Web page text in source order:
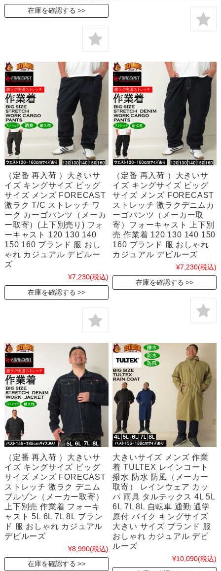
在庫を確認する
（定番 再入荷 ）大きいサ
イズ キングサイズ ビッグ
サイズ メンズ FORECAST
激ラク T/C ストレッチ ワ
ーク カーゴパンツ（メーカ
ー取寄）(上下別売り) フォ
ーキャスト 120 130 140
150 160 ブランド 服 おし
ゃれ カジュアル デビルー
ズ
¥7,230(税込)
在庫を確認する
（定番 再入荷 ）大きいサ
イズ キングサイズ ビッグ
サイズ メンズ FORECAST
ストレッチ 激ラクデニムカ
ーゴパンツ（メーカー取
寄）フォーキャスト 上下別
売 作業着 120 130 140 150
160 ブランド 服 おしゃれ
カジュアル デビルーズ
¥7,230(税込)
在庫を確認する
（定番 再入荷 ）大きいサ
イズ キングサイズ ビッグ
サイズ メンズ FORECAST
ストレッチ 激ラク デニム
ブルゾン（メーカー取寄）
上下別売 作業着 フォーキ
ャスト 5L 6L 7L 8L ブラン
ド 服 おしゃれ カジュアル
デビルーズ
¥8,990(税込)
在庫を確認する
大きいサイズ メンズ 作業
着 TULTEX レインコート
撥水 防水 防風（メーカー
取寄） レインウェア カッ
パ 雨具 タルテックス 4L 5L
6L 7L 8L 自転車 通勤 通学
原付 バイク キングサイズ
大きい サイズ ブランド 服
おしゃれ カジュアル デビ
ルーズ
¥10,090(税込)